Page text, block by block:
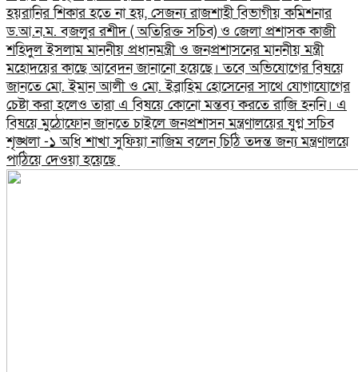
হয়রানির শিকার হতে না হয়, সেজন্য রাজশাহী বিভাগীয় কমিশনার
ড.আ.ন.ম. বজলুর রশীদ ( অতিরিক্ত সচিব) ও জেলা প্রশাসক কাজী
শহিদুল ইসলাম মাননীয় প্রধানমন্ত্রী ও জনপ্রশাসনের মাননীয় মন্ত্রী
মহোদয়ের কাছে আবেদন জানানো হয়েছে।​ তবে অভিযোগের বিষয়ে
জানতে মো. ইমান আলী ও মো. ইব্রাহিম হোসেনের সাথে যোগাযোগের
চেষ্টা করা হলেও তারা এ বিষয়ে কোনো মন্তব্য করতে রাজি হননি। এ
বিষয়ে মুঠোফোন জানতে চাইলে জনপ্রশাসন মন্ত্রণালয়ের যুগ্ন সচিব
শৃঙ্খলা -১ অধি শাখা সুফিয়া নাজিম বলেন চিঠি তদন্ত জন্য মন্ত্রণালয়ে
পাঠিয়ে দেওয়া হয়েছে ​